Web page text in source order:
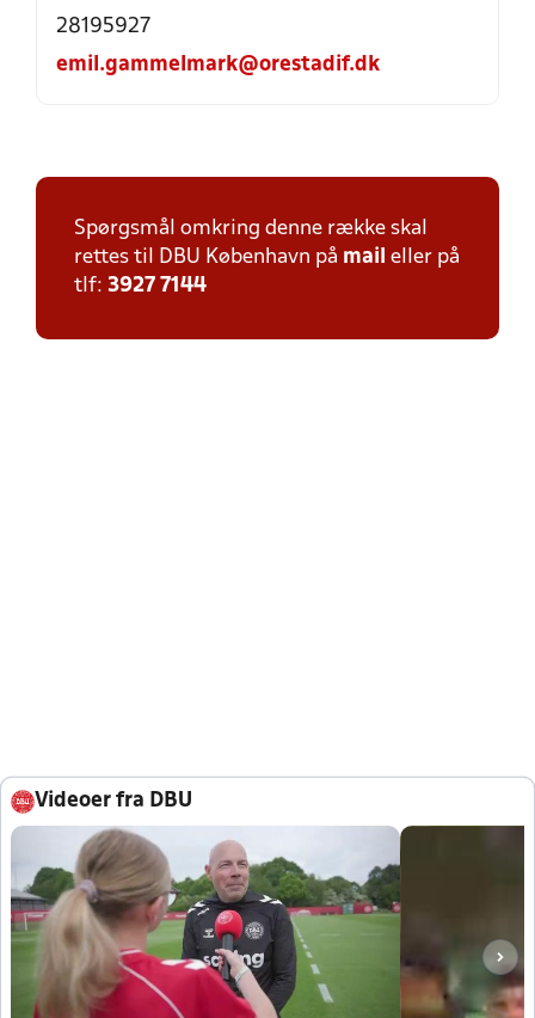
28195927
emil.gammelmark@orestadif.dk
Spørgsmål omkring denne række skal
rettes til DBU København på mail eller på
tlf: 3927 7144
Videoer fra DBU